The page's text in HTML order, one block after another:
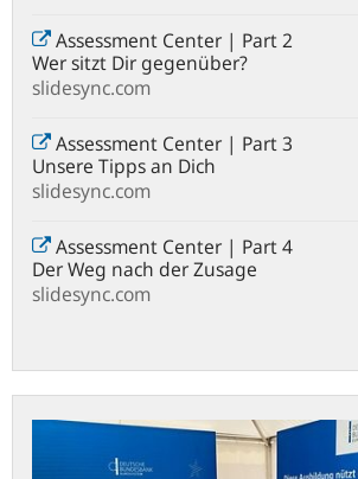
Assessment Center | Part 2
Wer sitzt Dir gegenüber?
slidesync.com
Assessment Center | Part 3
Unsere Tipps an Dich
slidesync.com
Assessment Center | Part 4
Der Weg nach der Zusage
slidesync.com